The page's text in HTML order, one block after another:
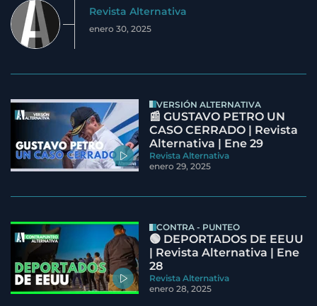
Revista Alternativa
enero 30, 2025
VERSIÓN ALTERNATIVA
📰 GUSTAVO PETRO UN
CASO CERRADO | Revista
Alternativa | Ene 29
Revista Alternativa
enero 29, 2025
CONTRA - PUNTEO
🟢 DEPORTADOS DE EEUU
| Revista Alternativa | Ene
28
Revista Alternativa
enero 28, 2025